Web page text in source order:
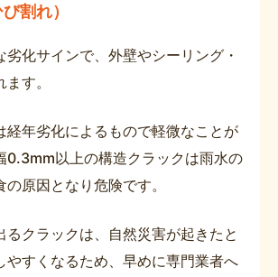
割れ）
劣化サインで、外壁やシーリング・
す。
経年劣化によるもので軽微なことが
0.3mm以上の構造クラックは雨水の
原因となり危険です。
るクラックは、自然災害が起きたと
やすくなるため、早めに専門業者へ